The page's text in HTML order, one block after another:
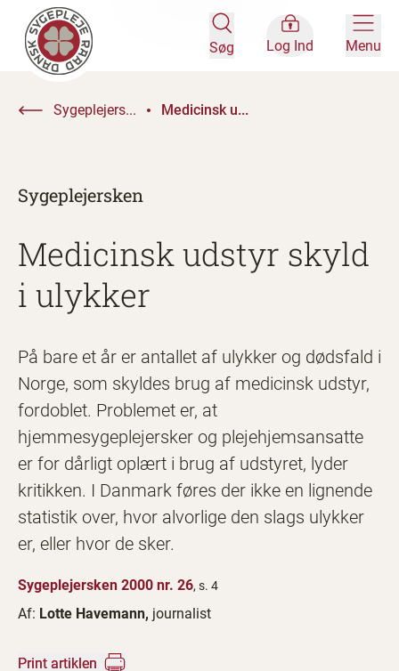
Søg Log Ind Menu
Sygeplejers... Medicinsk u...
Sygeplejersken
Medicinsk udstyr skyld
i ulykker
På bare et år er antallet af ulykker og dødsfald i
Norge, som skyldes brug af medicinsk udstyr,
fordoblet. Problemet er, at
hjemmesygeplejersker og plejehjemsansatte
er for dårligt oplært i brug af udstyret, lyder
kritikken. I Danmark føres der ikke en lignende
statistik over, hvor alvorlige den slags ulykker
er, eller hvor de sker.
Sygeplejersken 2000 nr. 26, s. 4
Af: Lotte Havemann, journalist
Print artiklen